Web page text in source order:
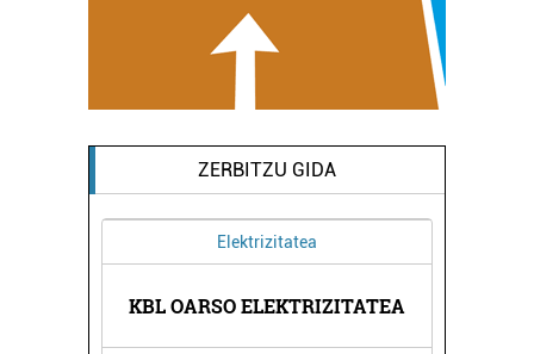
ZERBITZU GIDA
Elektrizitatea
KBL OARSO ELEKTRIZITATEA